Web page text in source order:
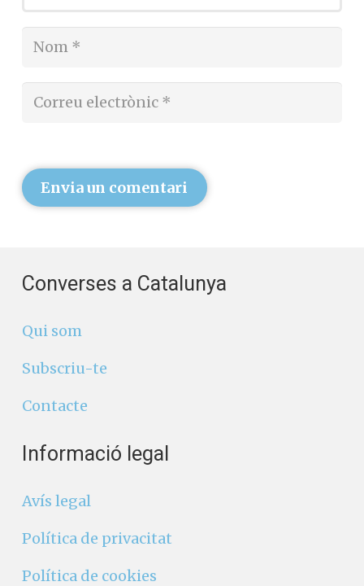
Envia un comentari
Converses a Catalunya
Qui som
Subscriu-te
Contacte
Informació legal
Avís legal
Política de privacitat
Política de cookies